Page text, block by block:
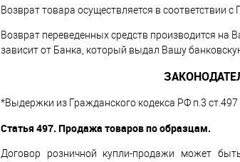
Возврат товара осуществляется в соответствии
Возврат переведенных средств производится на
зависит от Банка, который выдал Вашу
*Выдержки из Гражданского кодекса РФ п.3
Статья 497. Продажа товаров по образцам.
Договор розничной купли-продажи может